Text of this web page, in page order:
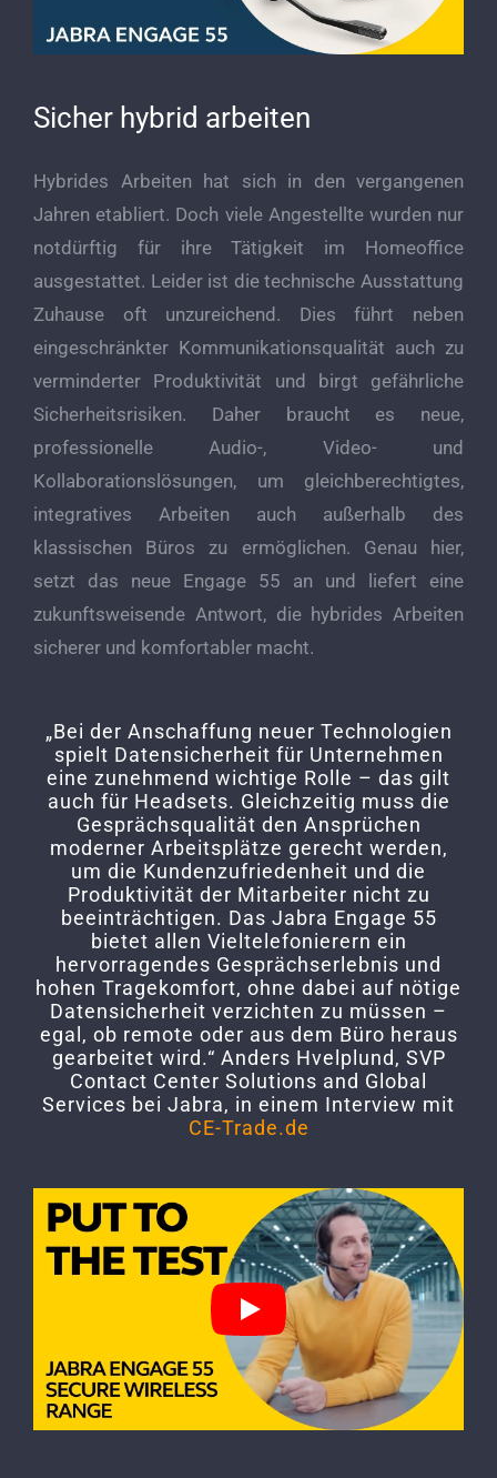
Sicher hybrid arbeiten
Hybrides Arbeiten hat sich in den vergangenen
Jahren etabliert. Doch viele Angestellte wurden nur
notdürftig für ihre Tätigkeit im Homeoffice
ausgestattet. Leider ist die technische Ausstattung
Zuhause oft unzureichend. Dies führt neben
eingeschränkter Kommunikationsqualität auch zu
verminderter Produktivität und birgt gefährliche
Sicherheitsrisiken. Daher braucht es neue,
professionelle Audio-, Video- und
Kollaborationslösungen, um gleichberechtigtes,
integratives Arbeiten auch außerhalb des
klassischen Büros zu ermöglichen. Genau hier,
setzt das neue Engage 55 an und liefert eine
zukunftsweisende Antwort, die hybrides Arbeiten
sicherer und komfortabler macht.
„Bei der Anschaffung neuer Technologien
spielt Datensicherheit für Unternehmen
eine zunehmend wichtige Rolle – das gilt
auch für Headsets. Gleichzeitig muss die
Gesprächsqualität den Ansprüchen
moderner Arbeitsplätze gerecht werden,
um die Kundenzufriedenheit und die
Produktivität der Mitarbeiter nicht zu
beeinträchtigen. Das Jabra Engage 55
bietet allen Vieltelefonierern ein
hervorragendes Gesprächserlebnis und
hohen Tragekomfort, ohne dabei auf nötige
Datensicherheit verzichten zu müssen –
egal, ob remote oder aus dem Büro heraus
gearbeitet wird.“ Anders Hvelplund, SVP
Contact Center Solutions and Global
Services bei Jabra, in einem Interview mit
CE-Trade.de